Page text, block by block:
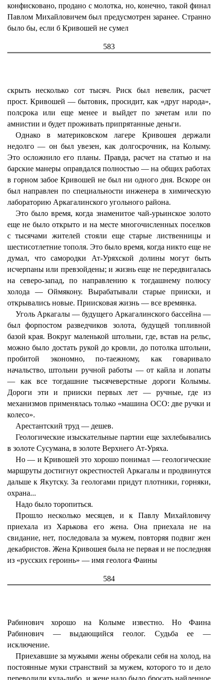
конфисковано, продано с молотка, но, конечно, такой финал
Павлом Михайловичем был предусмотрен заранее. Странно
было бы, если б Кривошей не сумел
583
скрыть несколько сот тысяч. Риск был невелик, расчет
прост. Кривошей — бытовик, просидит, как «друг народа»,
полсрока или еще менее и выйдет по зачетам или по
амнистии и будет проживать припрятанные деньги.
Однако в материковском лагере Кривошея держали
недолго — он был увезен, как долгосрочник, на Колыму.
Это осложнило его планы. Правда, расчет на статью и на
барские манеры оправдался полностью — на общих работах
в горном забое Кривошей не был ни одного дня. Вскоре он
был направлен по специальности инженера в химическую
лабораторию Аркагалинского угольного района.
Это было время, когда знаменитое чай-урьинское золото
еще не было открыто и на месте многочисленных поселков
с тысячами жителей стояли еще старые лиственницы и
шестисотлетние тополя. Это было время, когда никто еще не
думал, что самородки Ат-Уряхской долины могут быть
исчерпаны или превзойдены; и жизнь еще не передвигалась
на северо-запад, по направлению к тогдашнему полюсу
холода — Оймякону. Вырабатывали старые прииски, и
открывались новые. Приисковая жизнь — все времянка.
Уголь Аркагалы — будущего Аркагалинского бассейна —
был форпостом разведчиков золота, будущей топливной
базой края. Вокруг маленькой штольни, где, встав на рельс,
можно было достать рукой до кровли, до потолка штольни,
пробитой экономно, по-таежному, как говаривало
начальство, штольни ручной работы — от кайла и лопаты
— как все тогдашние тысячеверстные дороги Колымы.
Дороги эти и прииски первых лет — ручные, где из
механизмов применялась только «машина ОСО: две ручки и
колесо».
Арестантский труд — дешев.
Геологические изыскательные партии еще захлебывались
в золоте Сусумана, в золоте Верхнего Ат-Уряха.
Но — и Кривошей это хорошо понимал — геологические
маршруты достигнут окрестностей Аркагалы и продвинутся
дальше к Якутску. За геологами придут плотники, горняки,
охрана...
Надо было торопиться.
Прошло несколько месяцев, и к Павлу Михайловичу
приехала из Харькова его жена. Она приехала не на
свидание, нет, последовала за мужем, повторяя подвиг жен
декабристов. Жена Кривошея была не первая и не последняя
из «русских героинь» — имя геолога Фаины
584
Рабинович хорошо на Колыме известно. Но Фаина
Рабинович — выдающийся геолог. Судьба ее —
исключение.
Приехавшие за мужьями жены обрекали себя на холод, на
постоянные муки странствий за мужем, которого то и дело
переводили куда-либо, и жене надо было бросать найденное